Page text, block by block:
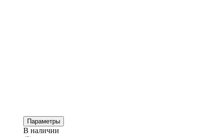
Параметры
В наличии